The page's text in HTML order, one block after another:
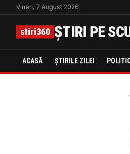
Vineri, 7 August 2026
stiri360 ȘTIRI PE
ACASĂ ȘTIRILE ZILEI